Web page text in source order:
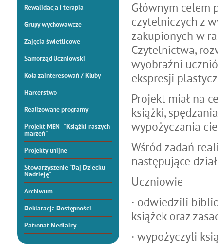
Rewalidacja i terapia
Grupy wychowawcze
Zajęcia świetlicowe
Samorząd Uczniowski
Koła zainteresowań / Kluby
Harcerstwo
Realizowane programy
Projekt MEN - "Książki naszych
marzeń"
Projekty unijne
Stowarzyszenie "Daj Dziecku
Nadzieję"
Archiwum
Deklaracja Dostępności
Patronat Medialny
Głównym celem
czytelniczych z
zakupionych w
Czytelnictwa,
wyobraźni
ekspresji
Projekt miał na
książki,
wypożyczania
Wśród zadań
następujące
Uczniowie
· odwiedzili
książek oraz
· wypożyczyli